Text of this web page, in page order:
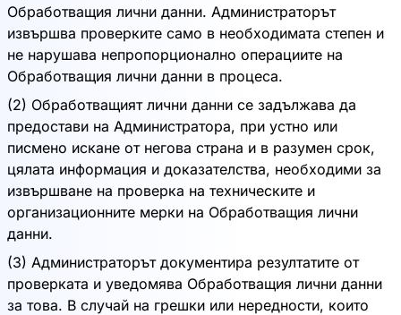
Обработващия лични данни. Администраторът
извършва проверките само в необходимата степен и
не нарушава непропорционално операциите на
Обработващия лични данни в процеса.
(2) Обработващият лични данни се задължава да
предостави на Администратора, при устно или
писмено искане от негова страна и в разумен срок,
цялата информация и доказателства, необходими за
извършване на проверка на техническите и
организационните мерки на Обработващия лични
данни.
(3) Администраторът документира резултатите от
проверката и уведомява Обработващия лични данни
за това. В случай на грешки или нередности, които